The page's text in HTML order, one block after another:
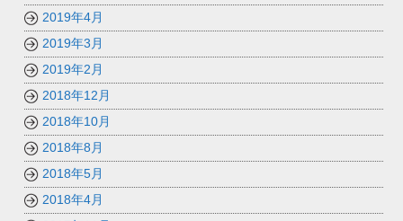
2019年4月
2019年3月
2019年2月
2018年12月
2018年10月
2018年8月
2018年5月
2018年4月